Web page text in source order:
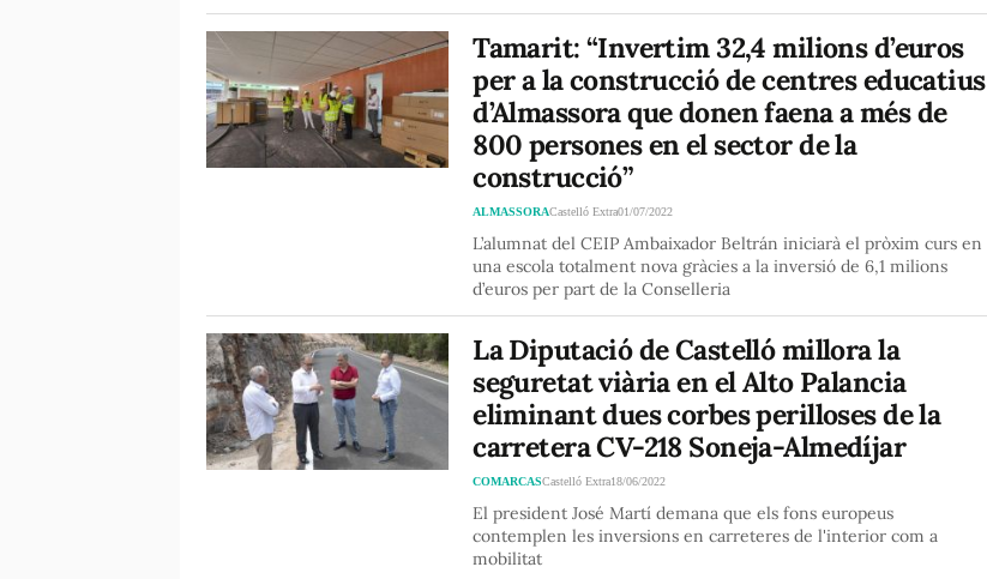
Tamarit: “Invertim 32,4 milions d’euros
per a la construcció de centres educatius
d’Almassora que donen faena a més de
800 persones en el sector de la
construcció”
ALMASSORACastelló Extra01/07/2022
L’alumnat del CEIP Ambaixador Beltrán iniciarà el pròxim curs en
una escola totalment nova gràcies a la inversió de 6,1 milions
d’euros per part de la Conselleria
La Diputació de Castelló millora la
seguretat viària en el Alto Palancia
eliminant dues corbes perilloses de la
carretera CV-218 Soneja-Almedíjar
COMARCASCastelló Extra18/06/2022
El president José Martí demana que els fons europeus
contemplen les inversions en carreteres de l'interior com a
mobilitat